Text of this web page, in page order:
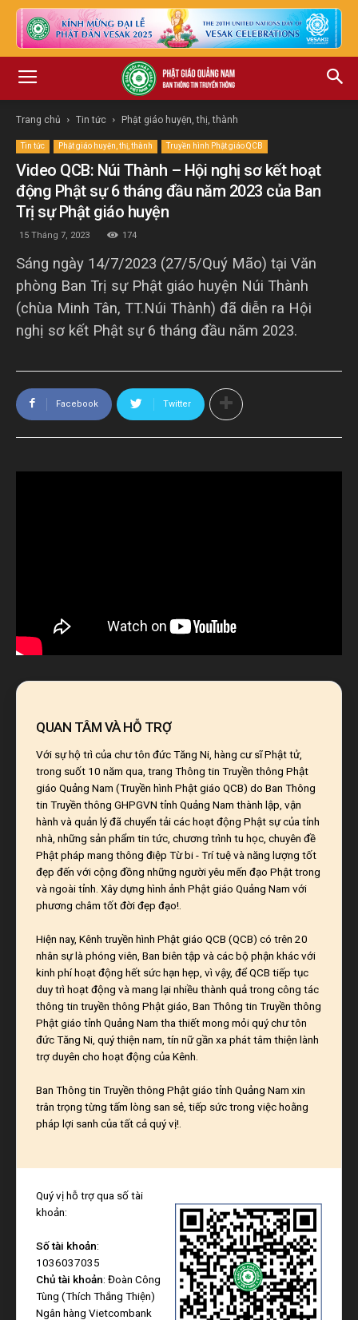
Trang chủ Tin tức Phật giáo huyện, thị, thành
Tin tức Phật giáo huyện, thị, thành Truyền hình Phật giáo QCB
Video QCB: Núi Thành – Hội nghị sơ kết hoạt
động Phật sự 6 tháng đầu năm 2023 của Ban
Trị sự Phật giáo huyện
15 Tháng 7, 2023 174
Sáng ngày 14/7/2023 (27/5/Quý Mão) tại Văn
phòng Ban Trị sự Phật giáo huyện Núi Thành
(chùa Minh Tân, TT.Núi Thành) đã diễn ra Hội
nghị sơ kết Phật sự 6 tháng đầu năm 2023.
Facebook Twitter
QUAN TÂM VÀ HỖ TRỢ
Với sự hộ trì của chư tôn đức Tăng Ni, hàng cư sĩ Phật tử,
trong suốt 10 năm qua, trang Thông tin Truyền thông Phật
giáo Quảng Nam (Truyền hình Phật giáo QCB) do Ban Thông
tin Truyền thông GHPGVN tỉnh Quảng Nam thành lập, vận
hành và quản lý đã chuyển tải các hoạt động Phật sự của tỉnh
nhà, những sản phẩm tin tức, chương trình tu học, chuyên đề
Phật pháp mang thông điệp Từ bi - Trí tuệ và năng lượng tốt
đẹp đến với cộng đồng những người yêu mến đạo Phật trong
và ngoài tỉnh. Xây dựng hình ảnh Phật giáo Quảng Nam với
phương châm tốt đời đẹp đạo!.
Hiện nay, Kênh truyền hình Phật giáo QCB (QCB) có trên 20
nhân sự là phóng viên, Ban biên tập và các bộ phận khác với
kinh phí hoạt động hết sức hạn hẹp, vì vậy, để QCB tiếp tục
duy trì hoạt động và mang lại nhiều thành quả trong công tác
thông tin truyền thông Phật giáo, Ban Thông tin Truyền thông
Phật giáo tỉnh Quảng Nam tha thiết mong mỏi quý chư tôn
đức Tăng Ni, quý thiện nam, tín nữ gần xa phát tâm thiện lành
trợ duyên cho hoạt động của Kênh.
Ban Thông tin Truyền thông Phật giáo tỉnh Quảng Nam xin
trân trọng từng tấm lòng san sẻ, tiếp sức trong việc hoằng
pháp lợi sanh của tất cả quý vị!.
Quý vị hỗ trợ qua số tài
khoản:
Số tài khoản:
1036037035
Chủ tài khoản: Đoàn Công
Tùng (Thích Thắng Thiện)
Ngân hàng Vietcombank